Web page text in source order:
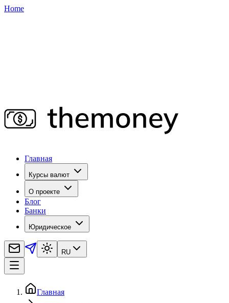
Home
Главная
Курсы валют
О проекте
Блог
Банки
Юридическое
RU
Главная